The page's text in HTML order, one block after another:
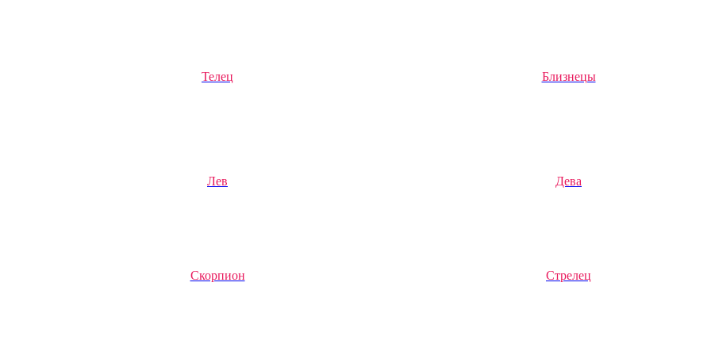
Телец Близнецы
Лев Дева
Скорпион Стрелец